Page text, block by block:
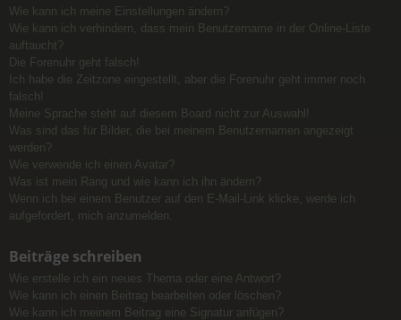
Wie kann ich meine Einstellungen ändern?
Wie kann ich verhindern, dass mein Benutzername in der Online-Liste
auftaucht?
Die Forenuhr geht falsch!
Ich habe die Zeitzone eingestellt, aber die Forenuhr geht immer noch
falsch!
Meine Sprache steht auf diesem Board nicht zur Auswahl!
Was sind das für Bilder, die bei meinem Benutzernamen angezeigt
werden?
Wie verwende ich einen Avatar?
Was ist mein Rang und wie kann ich ihn ändern?
Wenn ich bei einem Benutzer auf den E-Mail-Link klicke, werde ich
aufgefordert, mich anzumelden.
Beiträge schreiben
Wie erstelle ich ein neues Thema oder eine Antwort?
Wie kann ich einen Beitrag bearbeiten oder löschen?
Wie kann ich meinem Beitrag eine Signatur anfügen?